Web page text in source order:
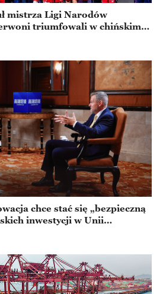
mistrza Ligi Narodów
triumfowali w chińskim
chce stać się „bezpieczną
inwestycji w Unii